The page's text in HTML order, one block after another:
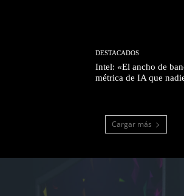
DESTACADOS
Intel: «El ancho de
métrica de IA que
Cargar más